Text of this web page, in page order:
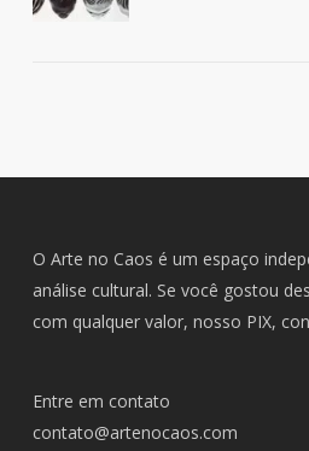
O Arte no Caos é um espaço
análise cultural. Se você gostou
com qualquer valor, nosso PIX,
Entre em contato
contato@artenocaos.com